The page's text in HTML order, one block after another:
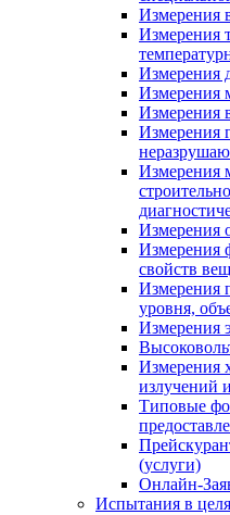
Измерения
Измерения
Измерения
Измерения
Измерения
Измерения
Измерения
Измерения
Измерения
свойств
Измерения
уровня,
Измерения
Измерения
излучений
Типовые
(услуги)
Онлайн-
Испытания в